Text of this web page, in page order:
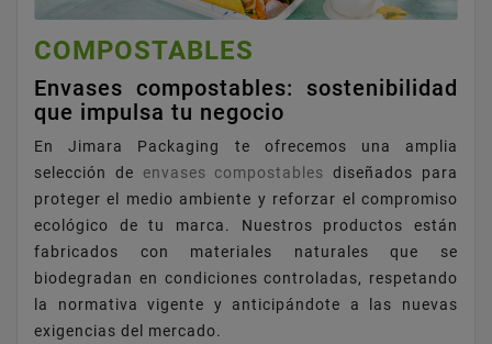
COMPOSTABLES
Envases compostables: sostenibilidad
que impulsa tu negocio
En Jimara Packaging te ofrecemos una amplia
selección de envases compostables diseñados para
proteger el medio ambiente y reforzar el compromiso
ecológico de tu marca. Nuestros productos están
fabricados con materiales naturales que se
biodegradan en condiciones controladas, respetando
la normativa vigente y anticipándote a las nuevas
exigencias del mercado.